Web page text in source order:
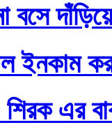
বসে
ইনকাম
শিরক এর